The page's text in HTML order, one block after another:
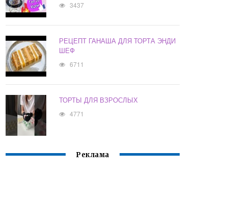
3437
РЕЦЕПТ ГАНАША ДЛЯ ТОРТА ЭНДИ
ШЕФ
6711
ТОРТЫ ДЛЯ ВЗРОСЛЫХ
4771
Реклама